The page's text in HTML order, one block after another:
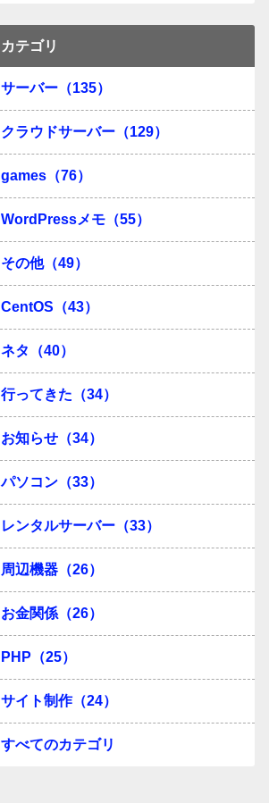
カテゴリ
サーバー（135）
クラウドサーバー（129）
games（76）
WordPressメモ（55）
その他（49）
CentOS（43）
ネタ（40）
行ってきた（34）
お知らせ（34）
パソコン（33）
レンタルサーバー（33）
周辺機器（26）
お金関係（26）
PHP（25）
サイト制作（24）
すべてのカテゴリ